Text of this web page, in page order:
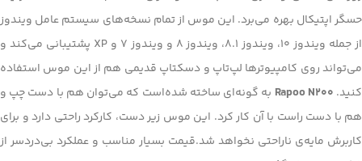
حسگر اپتیکال بهره می‌برد. این موس از تمام نسخه‌های سیستم عامل ویندوز
از جمله ویندوز 10، ویندوز 8.1، ویندوز 8 و ویندوز 7 و XP پشتیبانی می‌کند و
می‌تواند روی کامپیوترها لپ‌تاپ و دسکتاپ قدیمی هم از این موس استفاده
کنید. Rapoo N200 به گونه‌ای ساخته شده‌است که می‌توان هم با دست چپ و
هم با دست راست با آن کار کرد. این موس زیر دست، کارکرد راحتی دارد و برای
کاربرش مایه‌ی ناراحتی نخواهد شد.قیمت بسیار مناسب و عملکرد بی‌دردسر از